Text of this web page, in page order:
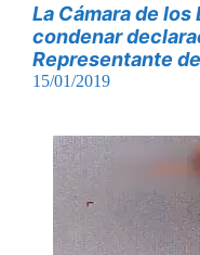
La Cámara de
condenar
Representante
15/01/2019